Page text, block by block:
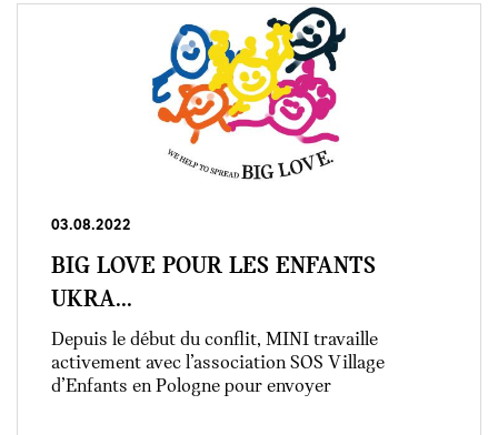
03.08.2022
BIG LOVE POUR LES ENFANTS
UKRA...
Depuis le début du conflit, MINI travaille
activement avec l’association SOS Village
d’Enfants en Pologne pour envoyer